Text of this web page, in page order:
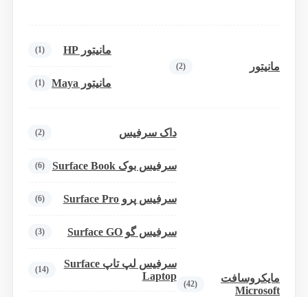
مانیتور (2)
مانیتور HP (1)
مانیتور Maya (1)
مایکروسافت
Microsoft
(42)
داک سرفیس (2)
سرفیس بوک Surface Book (6)
سرفیس پرو Surface Pro (6)
سرفیس گو Surface GO (3)
سرفیس لپ تاپ Surface
Laptop
(14)